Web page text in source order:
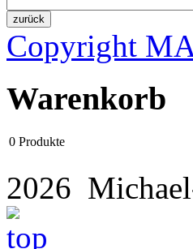
Copyright
Warenkorb
0 Produkte
2026